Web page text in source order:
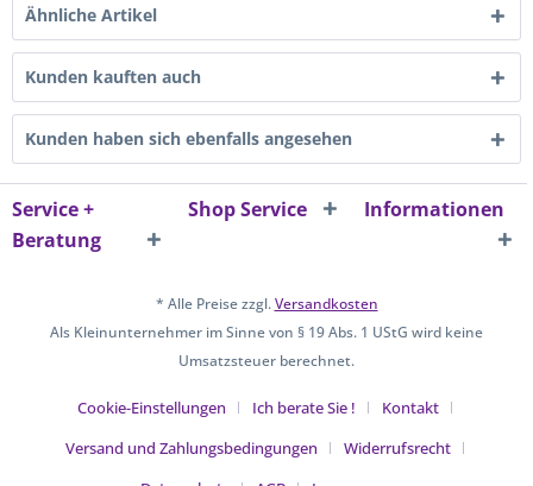
Ähnliche Artikel
Kunden kauften auch
Kunden haben sich ebenfalls angesehen
Service +
Beratung
Shop Service Informationen
* Alle Preise zzgl.Versandkosten
Als Kleinunternehmer im Sinne von § 19 Abs. 1 UStG wird keine
Umsatzsteuer berechnet.
Cookie-Einstellungen Ich berate Sie !
Kontakt
Versand und Zahlungsbedingungen
Widerrufsrecht